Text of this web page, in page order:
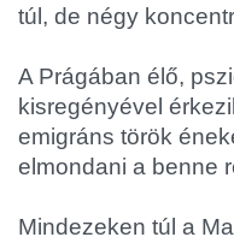
túl, de négy
A Prágában élő,
kisregényével
emigráns török
elmondani a benne
Mindezeken túl a